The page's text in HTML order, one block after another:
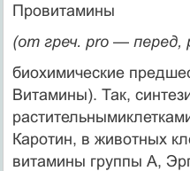
Провитамины
(от греч. pro —перед,
биохимические
Витамины). Так,
Каротин, в животных
витамины группы А,